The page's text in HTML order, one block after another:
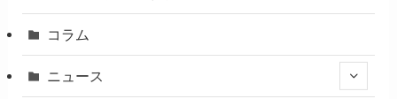
コラム
ニュース